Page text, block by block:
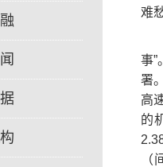
难
事
署
高
的